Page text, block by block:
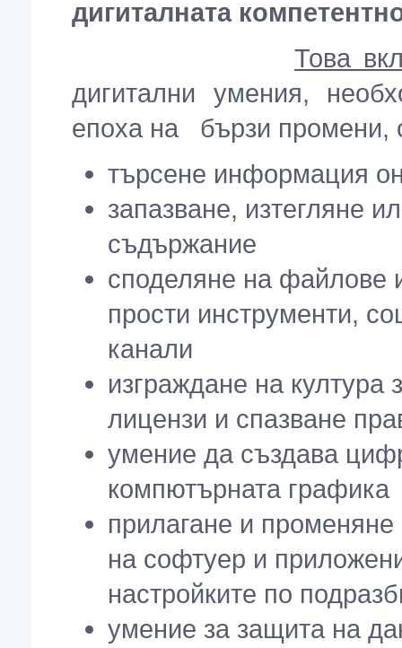
дигиталната
Това
дигитални умения,
епоха на бързи промени,
търсене информация
запазване, изтегляне
съдържание
споделяне на файлове
прости инструменти,
канали
изграждане на култура
лицензи и спазване
умение да създава
компютърната графика
прилагане и
на софтуер и
настройките по
умение за защита на